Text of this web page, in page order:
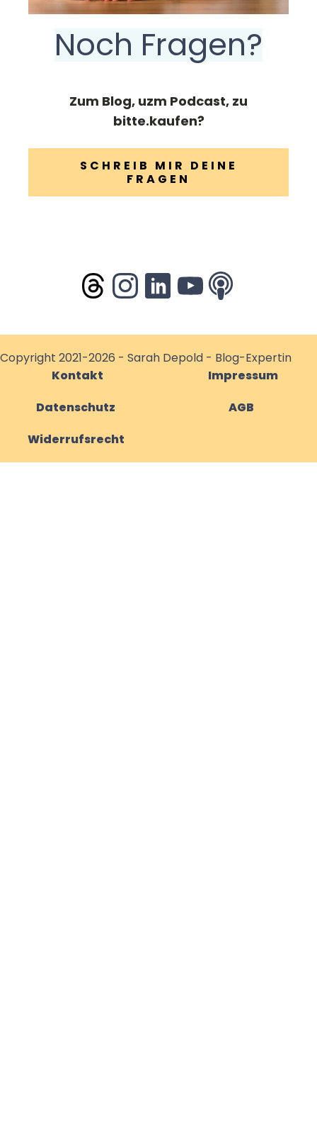
Noch Fragen?
Zum Blog, uzm Podcast, zu
bitte.kaufen?
SCHREIB MIR DEINE
FRAGEN
Copyright 2021-2026 - Sarah Depold - Blog-Expertin
Kontakt
Impressum
Datenschutz
AGB
Widerrufsrecht